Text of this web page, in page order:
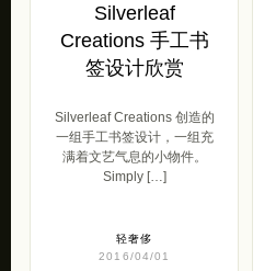
Silverleaf
Creations 手工书
签设计欣赏
Silverleaf Creations 创造的
一组手工书签设计，一组充
满着文艺气息的小物件。
Simply […]
轻奢侈
2016/04/01